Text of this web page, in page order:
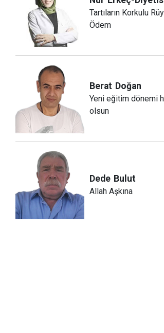
Tartıların Korkulu
Ödem
Berat Doğan
Yeni eğitim dönemi
olsun
Dede Bulut
Allah Aşkına